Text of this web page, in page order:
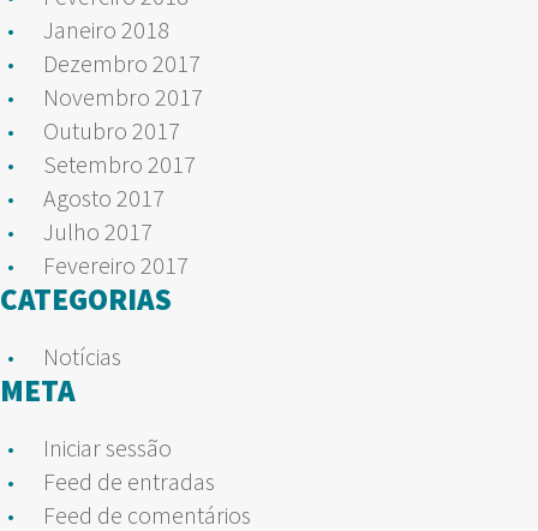
Janeiro 2018
Dezembro 2017
Novembro 2017
Outubro 2017
Setembro 2017
Agosto 2017
Julho 2017
Fevereiro 2017
CATEGORIAS
Notícias
META
Iniciar sessão
Feed de entradas
Feed de comentários